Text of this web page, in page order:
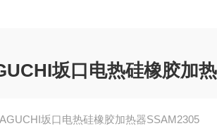
坂口电热硅橡胶加
坂口电热硅橡胶加热器SSAM2305